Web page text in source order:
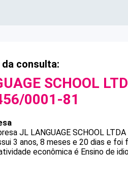
consulta:
SCHOOL
0001-81
JL LANGUAGE SCHOOL
3 anos, 8 meses e 20 dias e
econômica é Ensino de